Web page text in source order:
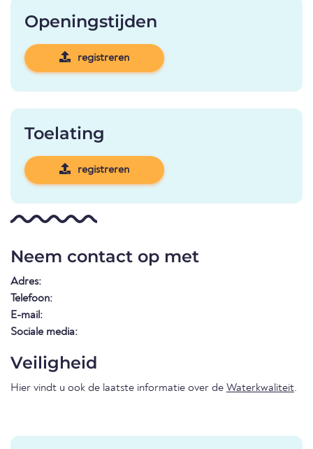
Openingstijden
registreren
Toelating
registreren
Neem contact op met
Adres:
Telefoon:
E-mail:
Sociale media:
Veiligheid
Hier vindt u ook de laatste informatie over de Waterkwaliteit.